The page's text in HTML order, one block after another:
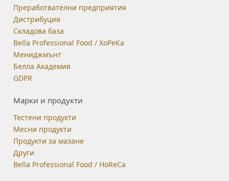
Преработвателни предприятия
Дистрибуция
Складова база
Bella Professional Food / ХоРеКа
Мениджмънт
Белла Академия
GDPR
Марки и продукти
Тестени продукти
Месни продукти
Продукти за мазане
Други
Bella Professional Food / HoReCa